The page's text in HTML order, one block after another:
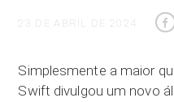
23 DE ABRIL DE 2024
Simplesmente a maior
Swift divulgou um novo